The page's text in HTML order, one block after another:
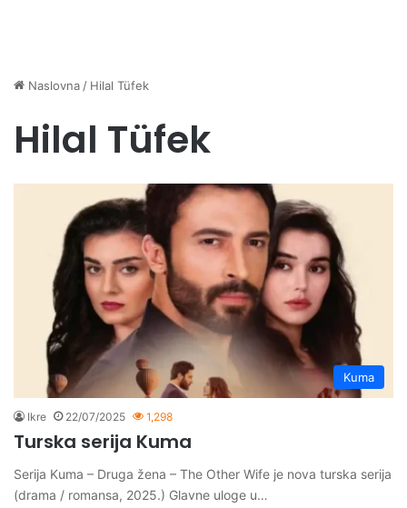
Naslovna / Hilal Tüfek
Hilal Tüfek
Kuma
Ikre 22/07/2025 1,298
Turska serija Kuma
Serija Kuma – Druga žena – The Other Wife je nova turska serija
(drama / romansa, 2025.) Glavne uloge u…